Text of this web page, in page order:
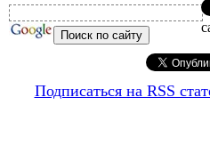
Подписаться на RSS